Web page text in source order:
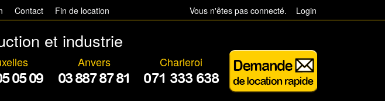
Contact Fin de location Vous n'êtes pas connecté. Login
et industrie
05 09
Anvers
03 887 87 81
Charleroi
071 333 638